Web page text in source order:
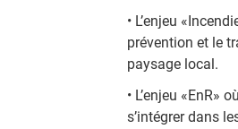
• L’enjeu
prévention et le
paysage local.
• L’enjeu
s’intégrer dans